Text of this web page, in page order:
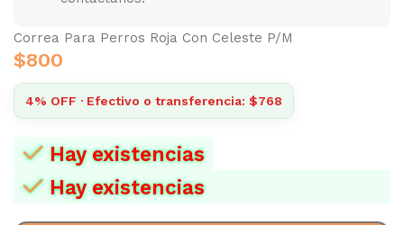
Correa Para Perros Roja Con Celeste P/M
$800
4% OFF · Efectivo o transferencia: $768
Hay existencias
Hay existencias